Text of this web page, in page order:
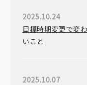
2025.10.24
目標時期変更で変
いこと
2025.10.07